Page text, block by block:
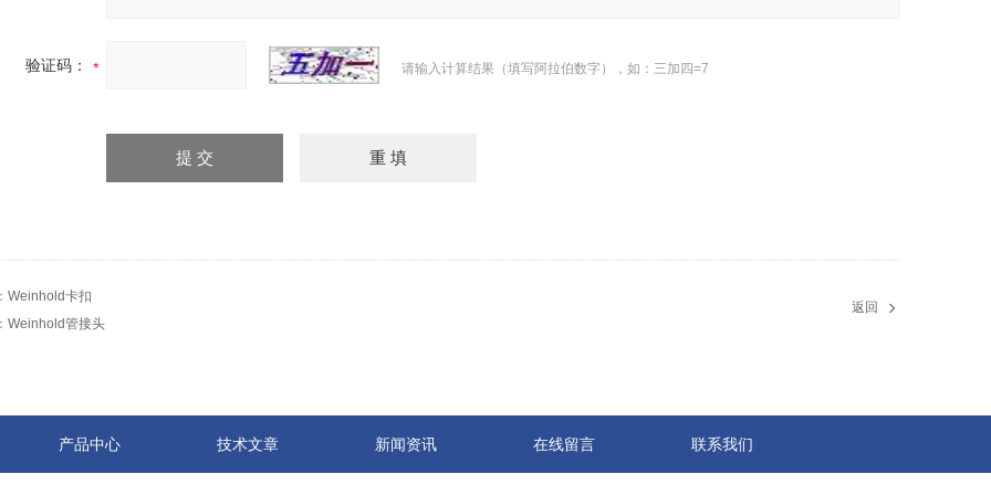
验证码： 请输入计算结果（填写阿拉伯数字），如：三加四=7
Weinhold卡扣
Weinhold管接头
返回
产品中心 技术文章 新闻资讯 在线留言 联系我们